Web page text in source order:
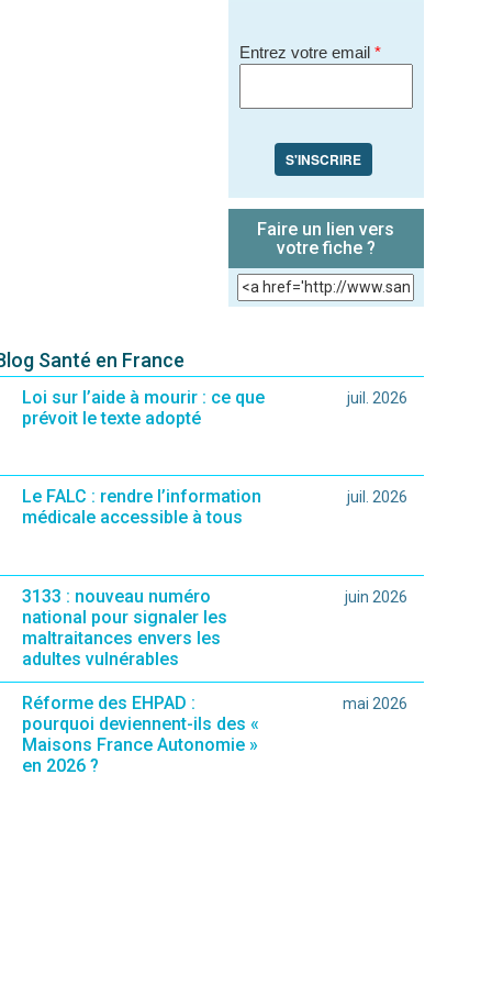
Entrez votre email *
S'INSCRIRE
Faire un lien vers
votre fiche ?
Santé en France
Loi sur l’aide à mourir : ce que
prévoit le texte adopté
juil. 2026
Le FALC : rendre l’information
médicale accessible à tous
juil. 2026
3133 : nouveau numéro
national pour signaler les
maltraitances envers les
adultes vulnérables
juin 2026
Réforme des EHPAD :
pourquoi deviennent-ils des «
Maisons France Autonomie »
en 2026 ?
mai 2026